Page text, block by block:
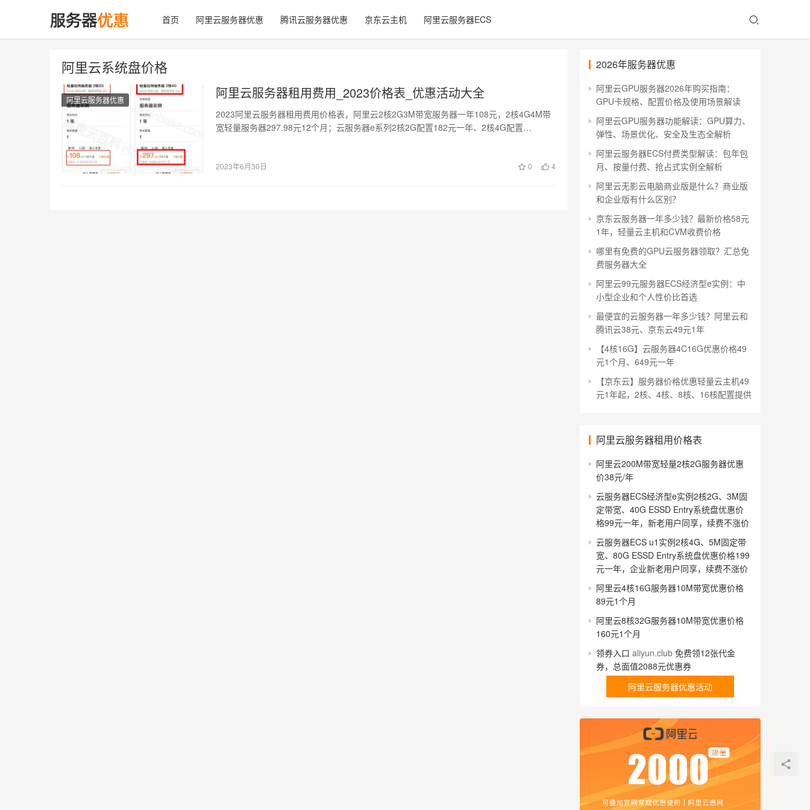
首页 阿里云服务器优惠 腾讯云服务器优惠 京东云主机 阿里云服务器ECS
阿里云系统盘价格
阿里云服务器优惠 阿里云服务器租用费用_2023价格表_优惠活动大全
2023阿里云服务器租用费用价格表，阿里云2核2G3M带宽服务器一年108元，2核4G4M带
宽轻量服务器297.98元12个月；云服务器e系列2核2G配置182元一年、2核4G配置…
2023年6月30日 0 4
2026年服务器优惠
阿里云GPU服务器2026年购买指南：
GPU卡规格、配置价格及使用场景解读
阿里云GPU服务器功能解读：GPU算力、
弹性、场景优化、安全及生态全解析
阿里云服务器ECS付费类型解读：包年包
月、按量付费、抢占式实例全解析
阿里云无影云电脑商业版是什么？商业版
和企业版有什么区别？
京东云服务器一年多少钱？最新价格58元
1年，轻量云主机和CVM收费价格
哪里有免费的GPU云服务器领取？汇总免
费服务器大全
阿里云99元服务器ECS经济型e实例：中
小型企业和个人性价比首选
最便宜的云服务器一年多少钱？阿里云和
腾讯云38元、京东云49元1年
【4核16G】云服务器4C16G优惠价格49
元1个月、649元一年
【京东云】服务器价格优惠轻量云主机49
元1年起，2核、4核、8核、16核配置提供
阿里云服务器租用价格表
阿里云200M带宽轻量2核2G服务器优惠
价38元/年
云服务器ECS经济型e实例2核2G、3M固
定带宽、40G ESSD Entry系统盘优惠价
格99元一年，新老用户同享，续费不涨价
云服务器ECS u1实例2核4G、5M固定带
宽、80G ESSD Entry系统盘优惠价格199
元一年，企业新老用户同享，续费不涨价
阿里云4核16G服务器10M带宽优惠价格
89元1个月
阿里云8核32G服务器10M带宽优惠价格
160元1个月
领券入口 aliyun.club 免费领12张代金
券，总面值2088元优惠券
阿里云服务器优惠活动